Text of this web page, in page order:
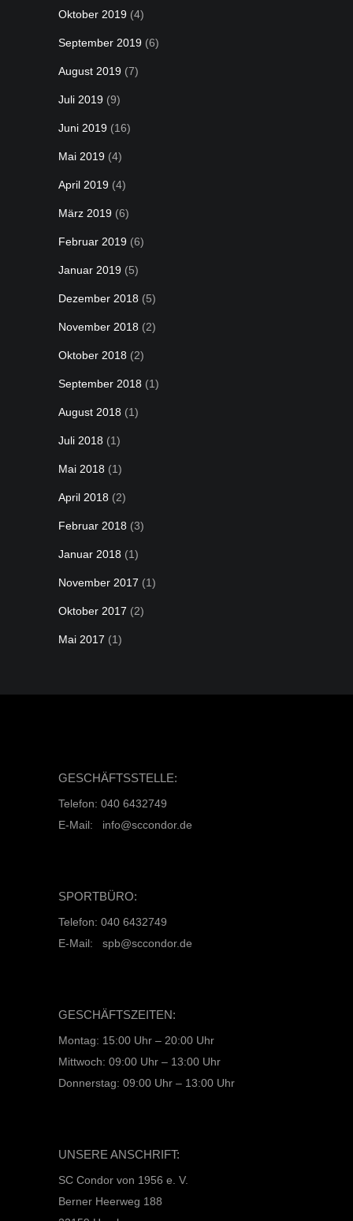
Oktober 2019 (4)
September 2019 (6)
August 2019 (7)
Juli 2019 (9)
Juni 2019 (16)
Mai 2019 (4)
April 2019 (4)
März 2019 (6)
Februar 2019 (6)
Januar 2019 (5)
Dezember 2018 (5)
November 2018 (2)
Oktober 2018 (2)
September 2018 (1)
August 2018 (1)
Juli 2018 (1)
Mai 2018 (1)
April 2018 (2)
Februar 2018 (3)
Januar 2018 (1)
November 2017 (1)
Oktober 2017 (2)
Mai 2017 (1)
GESCHÄFTSSTELLE:
Telefon: 040 6432749
E-Mail: info@sccondor.de
SPORTBÜRO:
Telefon: 040 6432749
E-Mail: spb@sccondor.de
GESCHÄFTSZEITEN:
Montag: 15:00 Uhr – 20:00 Uhr
Mittwoch: 09:00 Uhr – 13:00 Uhr
Donnerstag: 09:00 Uhr – 13:00 Uhr
UNSERE ANSCHRIFT:
SC Condor von 1956 e. V.
Berner Heerweg 188